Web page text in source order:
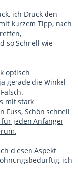
ich Drück den
kurzem Tipp, nach
so Schnell wie
optisch
gerade die Winkel
mit stark
Fuss, Schön schnell
jeden Anfänger
diesen Aspekt
ich